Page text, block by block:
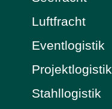
Luftfracht
Eventlogistik
Projektlogistik
Stahllogistik